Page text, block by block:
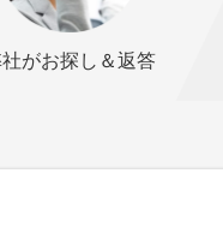
がお探し＆返答